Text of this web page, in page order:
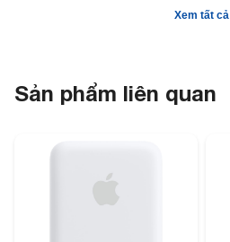
Xem tất cả
Sản phẩm liên quan